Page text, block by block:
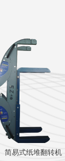
简易式纸堆翻转机